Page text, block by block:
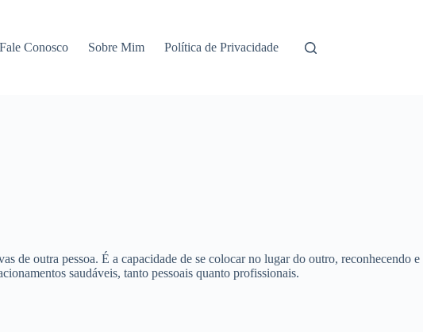
Fale Conosco Sobre Mim Política de Privacidade
de outra pessoa. É a capacidade de se colocar no lugar do outro, reconhecendo e
saudáveis, tanto pessoais quanto profissionais.